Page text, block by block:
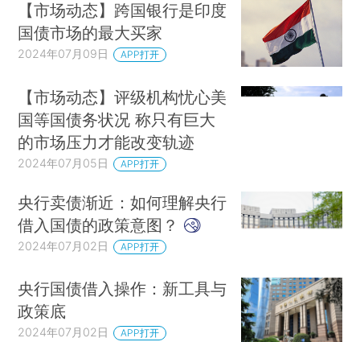
【市场动态】跨国银行是印度
国债市场的最大买家
2024年07月09日 APP打开
【市场动态】评级机构忧心美
国等国债务状况 称只有巨大
的市场压力才能改变轨迹
2024年07月05日 APP打开
央行卖债渐近：如何理解央行
借入国债的政策意图？
2024年07月02日 APP打开
央行国债借入操作：新工具与
政策底
2024年07月02日 APP打开